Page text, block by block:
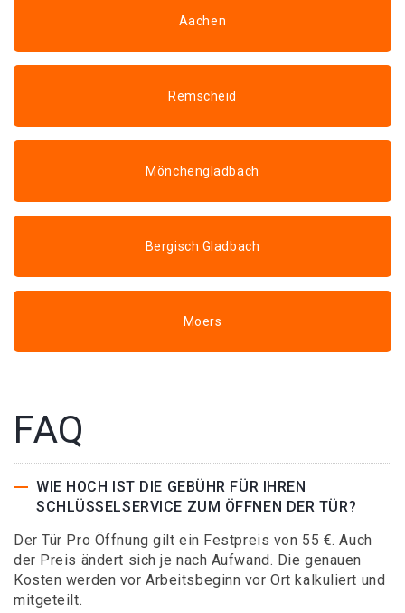
Aachen
Remscheid
Mönchengladbach
Bergisch Gladbach
Moers
FAQ
WIE HOCH IST DIE GEBÜHR FÜR IHREN
SCHLÜSSELSERVICE ZUM ÖFFNEN DER TÜR?
Der Tür Pro Öffnung gilt ein Festpreis von 55 €. Auch
der Preis ändert sich je nach Aufwand. Die genauen
Kosten werden vor Arbeitsbeginn vor Ort kalkuliert und
mitgeteilt.